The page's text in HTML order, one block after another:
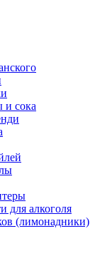
и сока
для алкоголя
(лимонадники)